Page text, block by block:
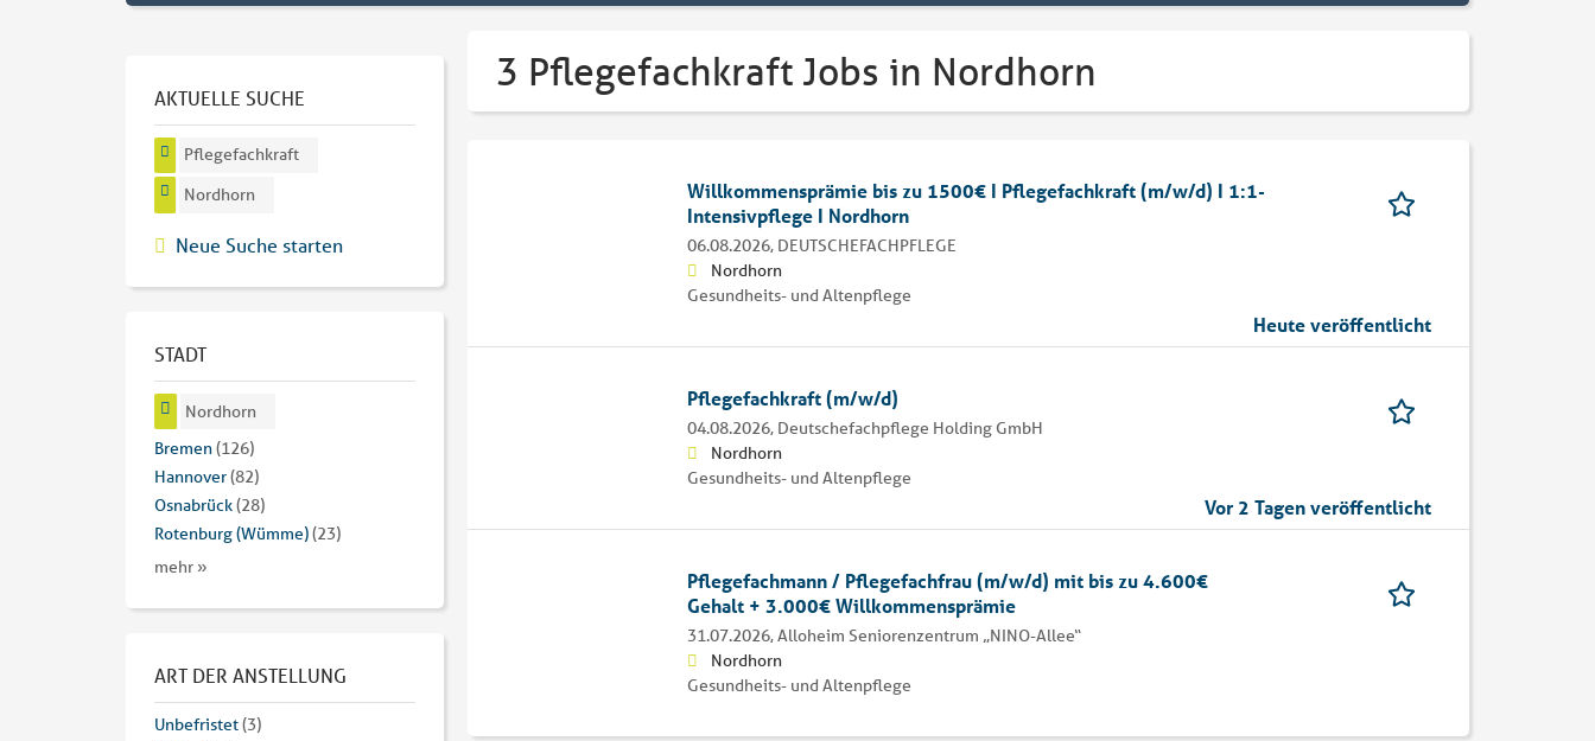
3 Pflegefachkraft Jobs in Nordhorn
Willkommensprämie bis zu 1500€ I Pflegefachkraft (m/w/d) I 1:1-
Intensivpflege I Nordhorn
06.08.2026, DEUTSCHEFACHPFLEGE
Nordhorn
Gesundheits- und Altenpflege
Heute veröffentlicht
Pflegefachkraft (m/w/d)
04.08.2026, Deutschefachpflege Holding GmbH
Nordhorn
Gesundheits- und Altenpflege
Vor 2 Tagen veröffentlicht
Pflegefachmann / Pflegefachfrau (m/w/d) mit bis zu 4.600€
Gehalt + 3.000€ Willkommensprämie
31.07.2026,Alloheim Seniorenzentrum „NINO-Allee“
Nordhorn
Gesundheits- und Altenpflege
AKTUELLE SUCHE
Pflegefachkraft
Nordhorn
Neue Suche starten
STADT
Nordhorn
Bremen(126)
Hannover(82)
Osnabrück(28)
Rotenburg (Wümme)(23)
mehr »
ART DER ANSTELLUNG
Unbefristet(3)